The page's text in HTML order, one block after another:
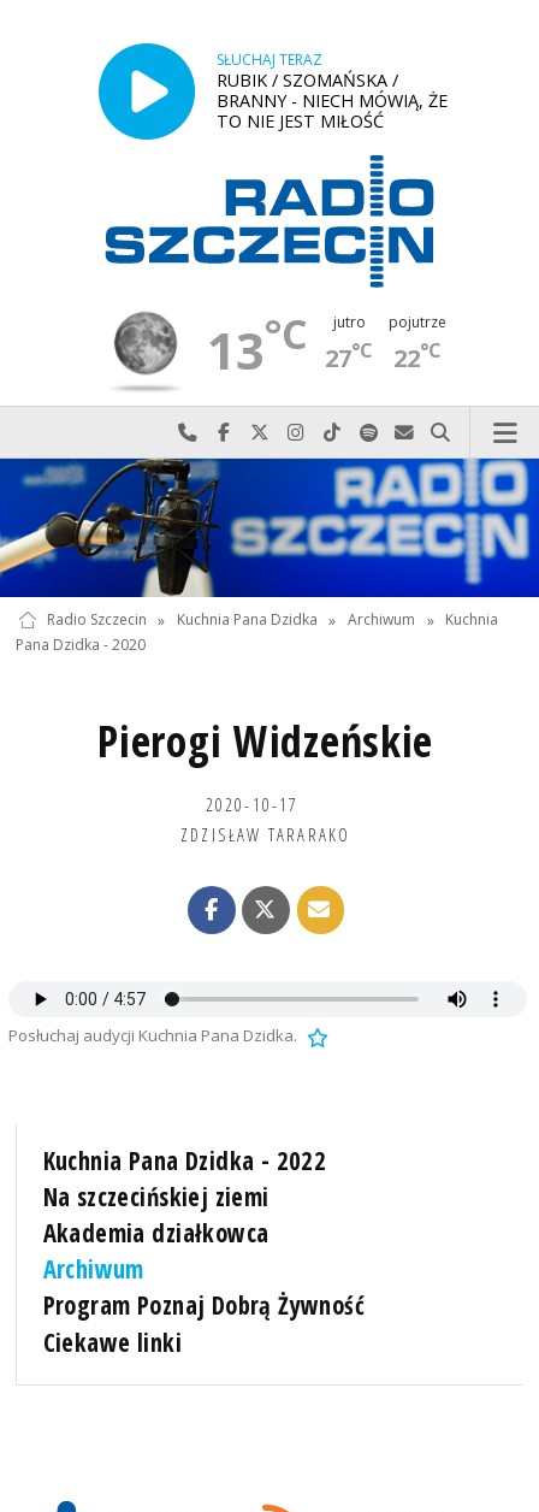
SŁUCHAJ TERAZ
RUBIK / SZOMAŃSKA /
BRANNY - NIECH MÓWIĄ, ŻE
TO NIE JEST MIŁOŚĆ
13°C jutro
27°C
pojutrze
22°C
Najlepiej po prostu do nas zadzwoń
Odwiedź nas na Facebook-u
Odwiedź nas na X
Odwiedź nas na Instagram-ie
Odwiedź nas na TikTok-u
Szukaj nas na Spotify
Wyślij do nas
Szukaj
Radio Szczecin » Kuchnia Pana Dzidka » Archiwum » Kuchnia
Pana Dzidka - 2020
Pierogi Widzeńskie
2020-10-17
ZDZISŁAW TARARAKO
Posłuchaj audycji Kuchnia Pana Dzidka.
Kuchnia Pana Dzidka - 2022
Na szczecińskiej ziemi
Akademia działkowca
Archiwum
Program Poznaj Dobrą Żywność
Ciekawe linki